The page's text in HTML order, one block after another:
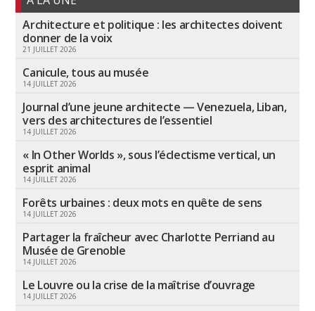
Architecture et politique : les architectes doivent
donner de la voix
21 JUILLET 2026
Canicule, tous au musée
14 JUILLET 2026
Journal d’une jeune architecte — Venezuela, Liban,
vers des architectures de l’essentiel
14 JUILLET 2026
« In Other Worlds », sous l’éclectisme vertical, un
esprit animal
14 JUILLET 2026
Forêts urbaines : deux mots en quête de sens
14 JUILLET 2026
Partager la fraîcheur avec Charlotte Perriand au
Musée de Grenoble
14 JUILLET 2026
Le Louvre ou la crise de la maîtrise d’ouvrage
14 JUILLET 2026